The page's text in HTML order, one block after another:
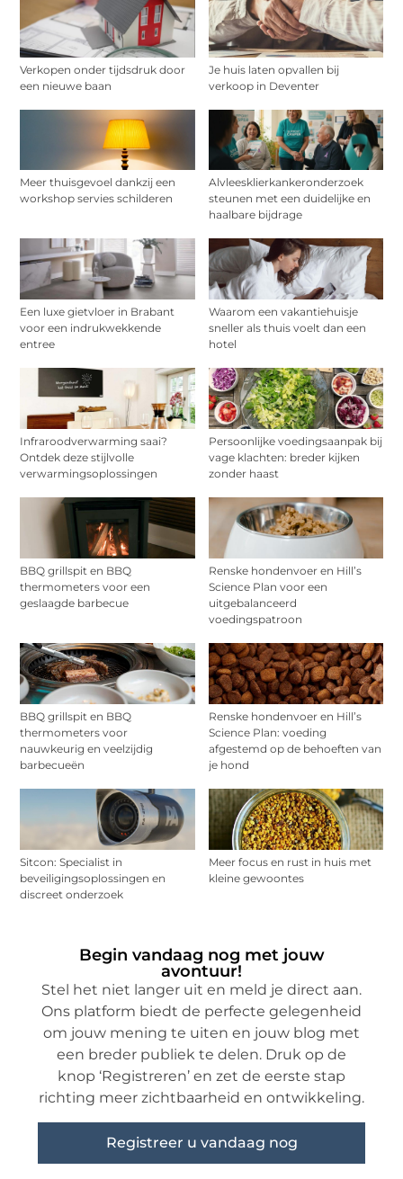
Verkopen onder tijdsdruk door
een nieuwe baan
Je huis laten opvallen bij
verkoop in Deventer
Meer thuisgevoel dankzij een
workshop servies schilderen
Alvleesklierkankeronderzoek
steunen met een duidelijke en
haalbare bijdrage
Een luxe gietvloer in Brabant
voor een indrukwekkende
entree
Waarom een vakantiehuisje
sneller als thuis voelt dan een
hotel
Infraroodverwarming saai?
Ontdek deze stijlvolle
verwarmingsoplossingen
Persoonlijke voedingsaanpak bij
vage klachten: breder kijken
zonder haast
BBQ grillspit en BBQ
thermometers voor een
geslaagde barbecue
Renske hondenvoer en Hill’s
Science Plan voor een
uitgebalanceerd
voedingspatroon
BBQ grillspit en BBQ
thermometers voor
nauwkeurig en veelzijdig
barbecueën
Renske hondenvoer en Hill’s
Science Plan: voeding
afgestemd op de behoeften van
je hond
Sitcon: Specialist in
beveiligingsoplossingen en
discreet onderzoek
Meer focus en rust in huis met
kleine gewoontes
Begin vandaag nog met jouw
avontuur!
Stel het niet langer uit en meld je direct aan.
Ons platform biedt de perfecte gelegenheid
om jouw mening te uiten en jouw blog met
een breder publiek te delen. Druk op de
knop ‘Registreren’ en zet de eerste stap
richting meer zichtbaarheid en ontwikkeling.
Registreer u vandaag nog